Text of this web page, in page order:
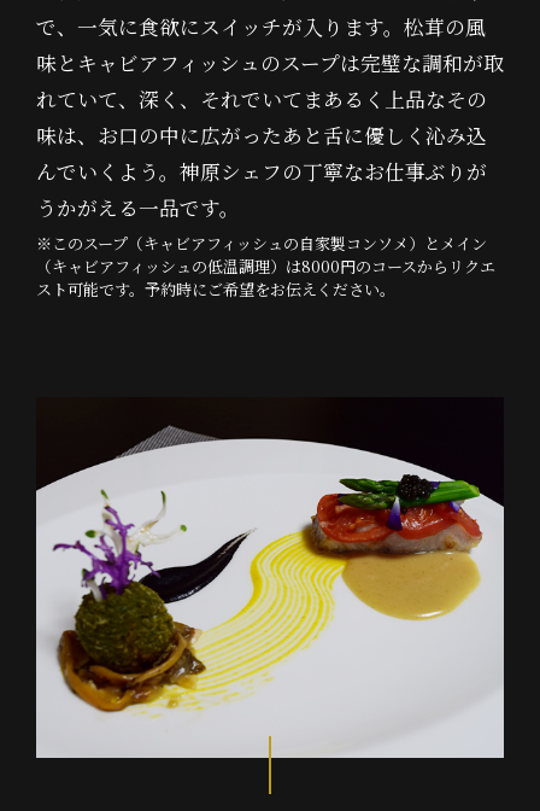
で、一気に食欲にスイッチが入ります。松茸の風
味とキャビアフィッシュのスープは完璧な調和が取
れていて、深く、それでいてまあるく上品なその
味は、お口の中に広がったあと舌に優しく沁み込
んでいくよう。神原シェフの丁寧なお仕事ぶりが
うかがえる一品です。
※このスープ（キャビアフィッシュの自家製コンソメ）とメイン
（キャビアフィッシュの低温調理）は8000円のコースからリクエ
スト可能です。予約時にご希望をお伝えください。